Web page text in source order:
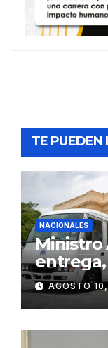
TE PUEDEN
NACIONALES
Ministro
autobús
AGOSTO